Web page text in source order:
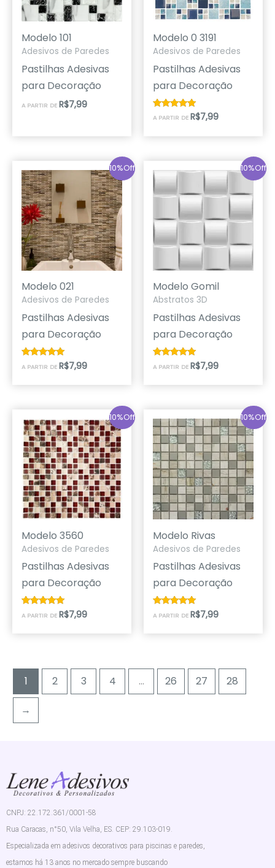
Modelo 101
Adesivos de Paredes
Pastilhas Adesivas
para Decoração
A PARTIR DE R$7,99
Modelo 0 3191
Adesivos de Paredes
Pastilhas Adesivas
para Decoração
Avaliação
A PARTIR DE R$7,99
10%Off
Modelo 021
Adesivos de Paredes
Pastilhas Adesivas
para Decoração
Avaliação
5.00
A PARTIR DE R$7,99
10%Off
Modelo Gomil
Abstratos 3D
Pastilhas Adesivas
para Decoração
Avaliação
5.00
A PARTIR DE R$7,99
10%Off
Modelo 3560
Adesivos de Paredes
Pastilhas Adesivas
para Decoração
Avaliação
A PARTIR DE R$7,99
10%Off
Modelo Rivas
Adesivos de Paredes
Pastilhas Adesivas
para Decoração
Avaliação
A PARTIR DE R$7,99
1 2 3 4 … 26 27 28
→
CNPJ: 22.172.361/0001-58
Rua Caracas, n°50, Vila Velha, ES. CEP: 29.103-019.
Especializada em adesivos decorativos para piscinas e paredes,
estamos há 13 anos no mercado sempre buscando